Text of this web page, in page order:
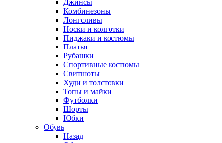
Джинсы
Комбинезоны
Лонгсливы
Носки и колготки
Пиджаки и костюмы
Платья
Рубашки
Спортивные костюмы
Свитшоты
Худи и толстовки
Топы и майки
Футболки
Шорты
Юбки
Обувь
Назад